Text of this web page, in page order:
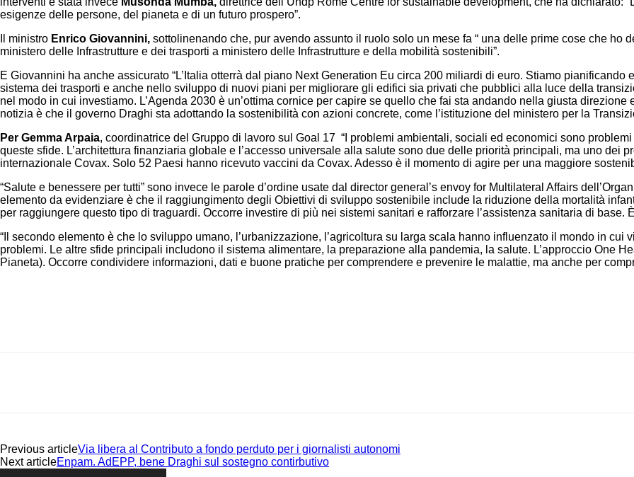
esigenze delle persone, del pianeta e di un futuro prospero”.
Il ministro Enrico Giovannini, sottolinenando che, pur avendo assunto il ruolo solo un mese fa “ una delle prime cose che ho
ministero delle Infrastrutture e dei trasporti a ministero delle Infrastrutture e della mobilità sostenibili”.
E Giovannini ha anche assicurato “L’Italia otterrà dal piano Next Generation Eu circa 200 miliardi di euro. Stiamo
sistema dei trasporti e anche nello sviluppo di nuovi piani per migliorare gli edifici sia privati che pubblici alla luce della
nel modo in cui investiamo. L’Agenda 2030 è un’ottima cornice per capire se quello che fai sta andando nella giusta
notizia è che il governo Draghi sta adottando la sostenibilità con azioni concrete, come l’istituzione del ministero per la
Per Gemma Arpaia, coordinatrice del Gruppo di lavoro sul Goal 17 “I problemi ambientali, sociali ed economici sono
queste sfide. L’architettura finanziaria globale e l’accesso universale alla salute sono due delle priorità principali, ma uno dei
internazionale Covax. Solo 52 Paesi hanno ricevuto vaccini da Covax. Adesso è il momento di agire per una maggiore
“Salute e benessere per tutti” sono invece le parole d’ordine usate dal director general’s envoy for Multilateral Affairs
elemento da evidenziare è che il raggiungimento degli Obiettivi di sviluppo sostenibile include la riduzione della mortalità
per raggiungere questo tipo di traguardi. Occorre investire di più nei sistemi sanitari e rafforzare l’assistenza sanitaria di base.
“Il secondo elemento è che lo sviluppo umano, l’urbanizzazione, l’agricoltura su larga scala hanno influenzato il mondo in
problemi. Le altre sfide principali includono il sistema alimentare, la preparazione alla pandemia, la salute. L’approccio One
Pianeta). Occorre condividere informazioni, dati e buone pratiche per comprendere e prevenire le malattie, ma anche per
Previous articleVia libera al Contributo a fondo perduto per i giornalisti autonomi
Next articleEnpam. AdEPP, bene Draghi sul sostegno contirbutivo